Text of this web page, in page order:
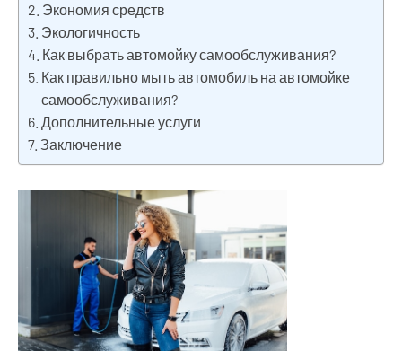
Экономия средств
Экологичность
Как выбрать автомойку самообслуживания?
Как правильно мыть автомобиль на автомойке
самообслуживания?
Дополнительные услуги
Заключение